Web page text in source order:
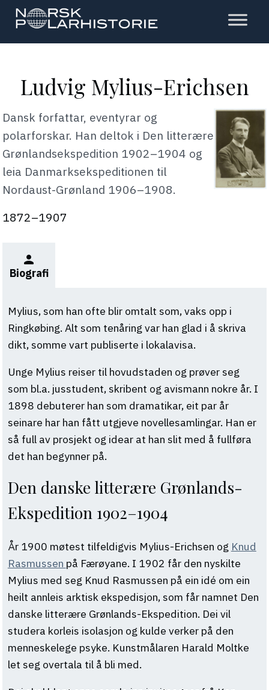
Hopp
hovedinnholdet
Polarhistorie
Ludvig Mylius-Erichsen
Dansk forfattar, eventyrar og
polarforskar. Han deltok i Den litterære
Grønlandsekspedition 1902–1904 og
leia Danmarksekspeditionen til
Nordaust-Grønland 1906–1908.
1872–1907
person
Biografi
Mylius, som han ofte blir omtalt som, vaks opp i
Ringkøbing. Alt som tenåring var han glad i å skriva
dikt, somme vart publiserte i lokalavisa.
Unge Mylius reiser til hovudstaden og prøver seg
som bl.a. jusstudent, skribent og avismann nokre år. I
1898 debuterer han som dramatikar, eit par år
seinare har han fått utgjeve novellesamlingar. Han er
så full av prosjekt og idear at han slit med å fullføra
det han begynner på.
Den danske litterære Grønlands-
Ekspedition 1902–1904
År 1900 møtest tilfeldigvis Mylius-Erichsen og Knud
Rasmussen på Færøyane. I 1902 får den nyskilte
Mylius med seg Knud Rasmussen på ein idé om ein
heilt annleis arktisk ekspedisjon, som får namnet Den
danske litterære Grønlands-Ekspedition. Dei vil
studera korleis isolasjon og kulde verker på den
menneskelege psyke. Kunstmålaren Harald Moltke
let seg overtala til å bli med.